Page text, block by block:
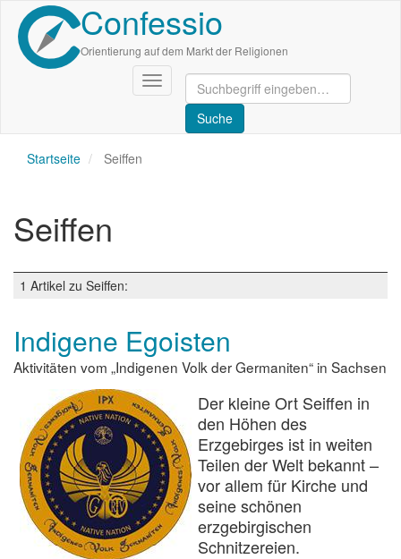
Direkt
zum
Inhalt
Confessio
Orientierung auf dem Markt der Religionen
Navigation
aktivieren/deaktivieren
Startseite Seiffen
Seiffen
1 Artikel zu Seiffen:
Indigene Egoisten
Aktivitäten vom „Indigenen Volk der Germaniten“ in Sachsen
Der kleine Ort Seiffen in
den Höhen des
Erzgebirges ist in weiten
Teilen der Welt bekannt –
vor allem für Kirche und
seine schönen
erzgebirgischen
Schnitzereien.